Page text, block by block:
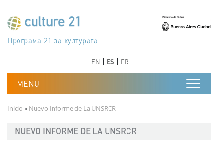
جدول أعمال القرن 21 للثقافة
Програма 21 за културата
Agenda 21 de la cultura
Agjenda 21 për kulturë
Agenda 21 van cultuur
Agenda 21 for culture
Kulturaren Agenda 21
Agenda 21 de la culture
Axenda 21 da cultura
Agenda 21 für Kultur
Agenda 21 della cultura
文化のためのアジェンダ21
دستورکار 21 برای فرهنگ
Agenda 21 dla kultury
Agenda 21 da cultura
Повестка дня 21 для культуры
Agenda 21 za kulturu
Agenda 21 de la cultura
Agenda 21 för kulturen
Kültür için Gündem 21
Порядок денний 21 для культури
EN ES FR
Ruta de navegación
Inicio Nuevo Informe de La UNSRCR
NUEVO INFORME DE LA UNSRCR